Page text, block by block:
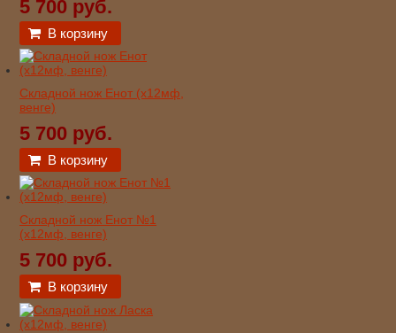
5 700 руб.
В корзину
Складной нож Енот (х12мф,
венге)
5 700 руб.
В корзину
Складной нож Енот №1
(х12мф, венге)
5 700 руб.
В корзину